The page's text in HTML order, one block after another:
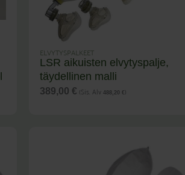
ELVYTYSPALKEET
LSR aikuisten elvytyspalje,
täydellinen malli
389,00€ (Sis. Alv488,20 € )